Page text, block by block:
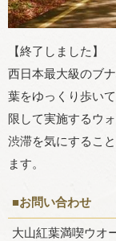
【終了しました】
西日本最大級のブ
葉をゆっくり歩い
限して実施するウ
渋滞を気にするこ
ます。
■お問い合わせ
大山紅葉満喫ウオ